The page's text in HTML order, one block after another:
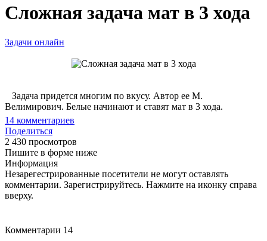
Сложная задача мат в 3 хода
Задачи онлайн
Задача придется многим по вкусу. Автор ее М.
Велимирович. Белые начинают и ставят мат в 3 хода.
14 комментариев
Поделиться
2 430 просмотров
Пишите в форме ниже
Информация
Незарегестрированные посетители не могут оставлять
комментарии. Зарегистрируйтесь. Нажмите на иконку справа
вверху.
Комментарии 14